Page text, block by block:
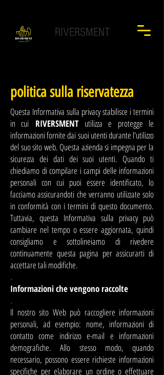
RIVERSMENT
politica sulla riservatezza
Questa Informativa sulla privacy stabilisce i termini
in cui
RIVERSMENT utilizza e protegge le
informazioni fornite dai suoi utenti durante l'utilizzo
del suo sito web. Questa azienda si impegna per la
sicurezza dei dati dei suoi utenti. Quando ti
chiediamo di compilare i campi delle informazioni
personali con cui puoi essere identificato, lo
facciamo assicurandoti che verranno utilizzate solo
in conformità con i termini di questo documento.
Tuttavia, questa Informativa sulla privacy può
cambiare nel tempo o essere aggiornata, quindi
consigliamo e sottolineiamo di rivedere
continuamente questa pagina per assicurarti di
accettare tali modifiche.
.
Informazioni che vengono raccolte
.
Il nostro sito Web può raccogliere informazioni
personali, ad esempio: nome, informazioni di
contatto come indirizzo e-mail e informazioni
demografiche. Allo stesso modo, quando
necessario, possono essere richieste informazioni
specifiche per elaborare un ordine o effettuare